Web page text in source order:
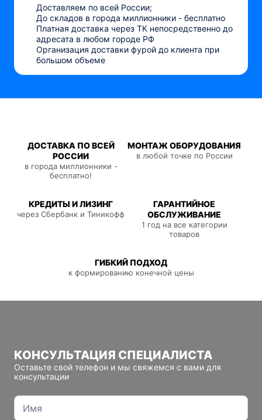
Доставляем по всей России;
До складов в города миллионники - бесплатно
Платная доставка через ТК непосредственно до
адресата в любом городе РФ
Организация доставки фурой до клиента при
большом объеме
ДОСТАВКА ПО ВСЕЙ
РОССИИ
в города миллионники -
бесплатно!
МОНТАЖ ОБОРУДОВАНИЯ
в любой точке по России
КРЕДИТЫ И ЛИЗИНГ
через Сбербанк и Тиникофф
ГАРАНТИЙНОЕ
ОБСЛУЖИВАНИЕ
1 год на все категории
товаров
ГИБКИЙ ПОДХОД
к формированию конечной цены
КОНСУЛЬТАЦИЯ СПЕЦИАЛИСТА
Оставьте свой телефон и мы свяжемся с вами для
консультации